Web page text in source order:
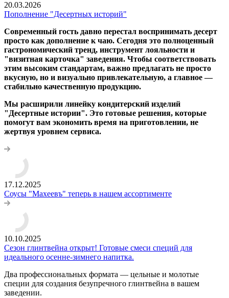
20.03.2026
Пополнение "Десертных историй"
Современный гость давно перестал воспринимать десерт
просто как дополнение к чаю. Сегодня это полноценный
гастрономический тренд, инструмент лояльности и
"визитная карточка" заведения. Чтобы соответствовать
этим высоким стандартам, важно предлагать не просто
вкусную, но и визуально привлекательную, а главное —
стабильно качественную продукцию.
Мы расширили линейку кондитерский изделий
"Десертные истории". Это готовые решения, которые
помогут вам экономить время на приготовлении, не
жертвуя уровнем сервиса.
17.12.2025
Соусы "Махеевъ" теперь в нашем ассортименте
10.10.2025
Сезон глинтвейна открыт! Готовые смеси специй для
идеального осенне-зимнего напитка.
Два профессиональных формата — цельные и молотые
специи для создания безупречного глинтвейна в вашем
заведении.